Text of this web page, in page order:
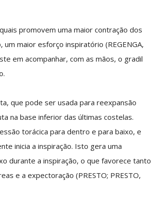
promovem uma maior contração dos
maior esforço inspiratório (REGENGA,
em acompanhar, com as mãos, o gradil
que pode ser usada para reexpansão
na base inferior das últimas costelas.
torácica para dentro e para baixo, e
inicia a inspiração. Isto gera uma
durante a inspiração, o que favorece tanto
e a expectoração (PRESTO; PRESTO,